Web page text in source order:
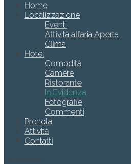
Home
Localizzazione
Eventi
Attività all’aria Aperta
Clima
Hotel
Comodità
Camere
Ristorante
In Evidenza
Fotografie
Commenti
Prenota
Attività
Contatti